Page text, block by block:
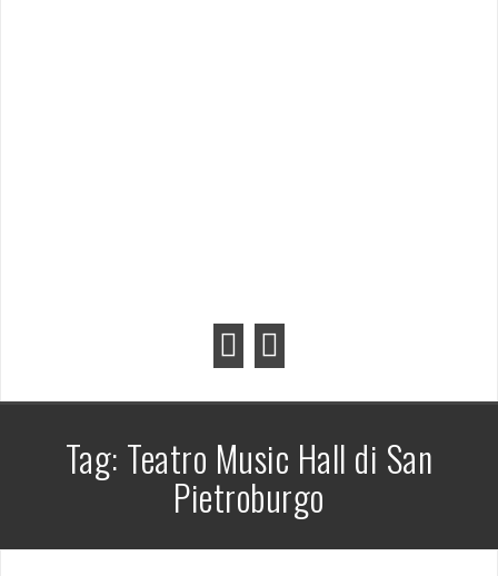
Tag: Teatro Music Hall di San
Pietroburgo